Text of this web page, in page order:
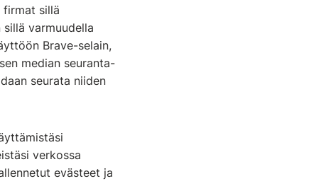
firmat sillä
varmuudella
Brave-selain,
median seuranta-
seurata niiden
verkossa
evästeet ja